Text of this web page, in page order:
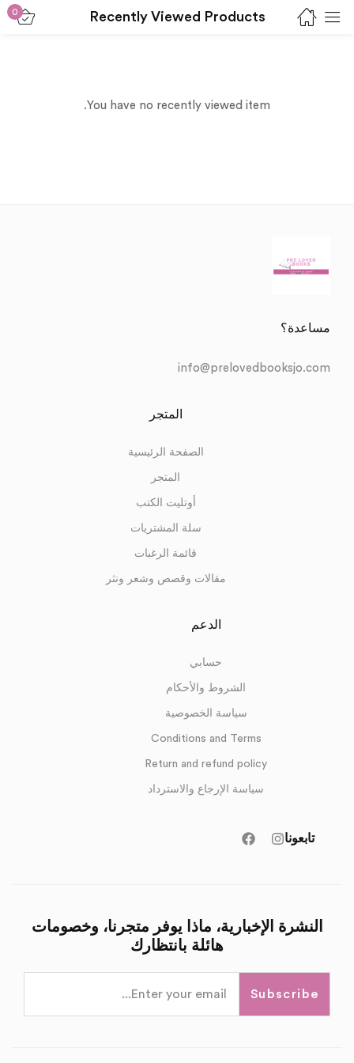
Recently Viewed Products
0
You have no recently viewed item.
مساعدة؟
info@prelovedbooksjo.com
المتجر
الصفحة الرئيسية
المتجر
أوتليت الكتب
سلة المشتريات
قائمة الرغبات
مقالات وقصص وشعر ونثر
الدعم
حسابي
الشروط والأحكام
سياسة الخصوصية
Conditions and Terms
Return and refund policy
سياسة الإرجاع والاسترداد
تابعونا
النشرة الإخبارية، ماذا يوفر متجرنا، وخصومات
هائلة بانتظارك
Subscribe